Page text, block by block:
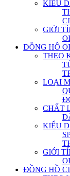
KIỂU
GIỚI
ĐỒNG HỒ
THEO
LOẠI
CHẤT
KIỂU
GIỚI
ĐỒNG HỒ